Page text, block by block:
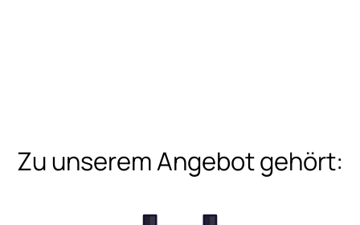
Zu unserem Angebot gehört: